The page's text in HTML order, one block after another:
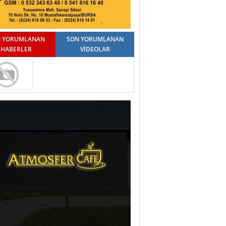
YORUMLANAN
HABERLER
SON YORUMLANAN
VİDEOLAR